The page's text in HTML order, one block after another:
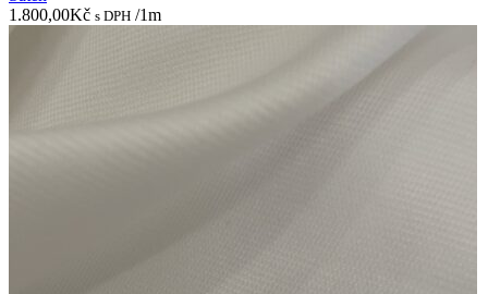
1.800,00Kč s DPH /1m